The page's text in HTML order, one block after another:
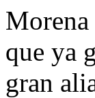
Morena
que ya
gran